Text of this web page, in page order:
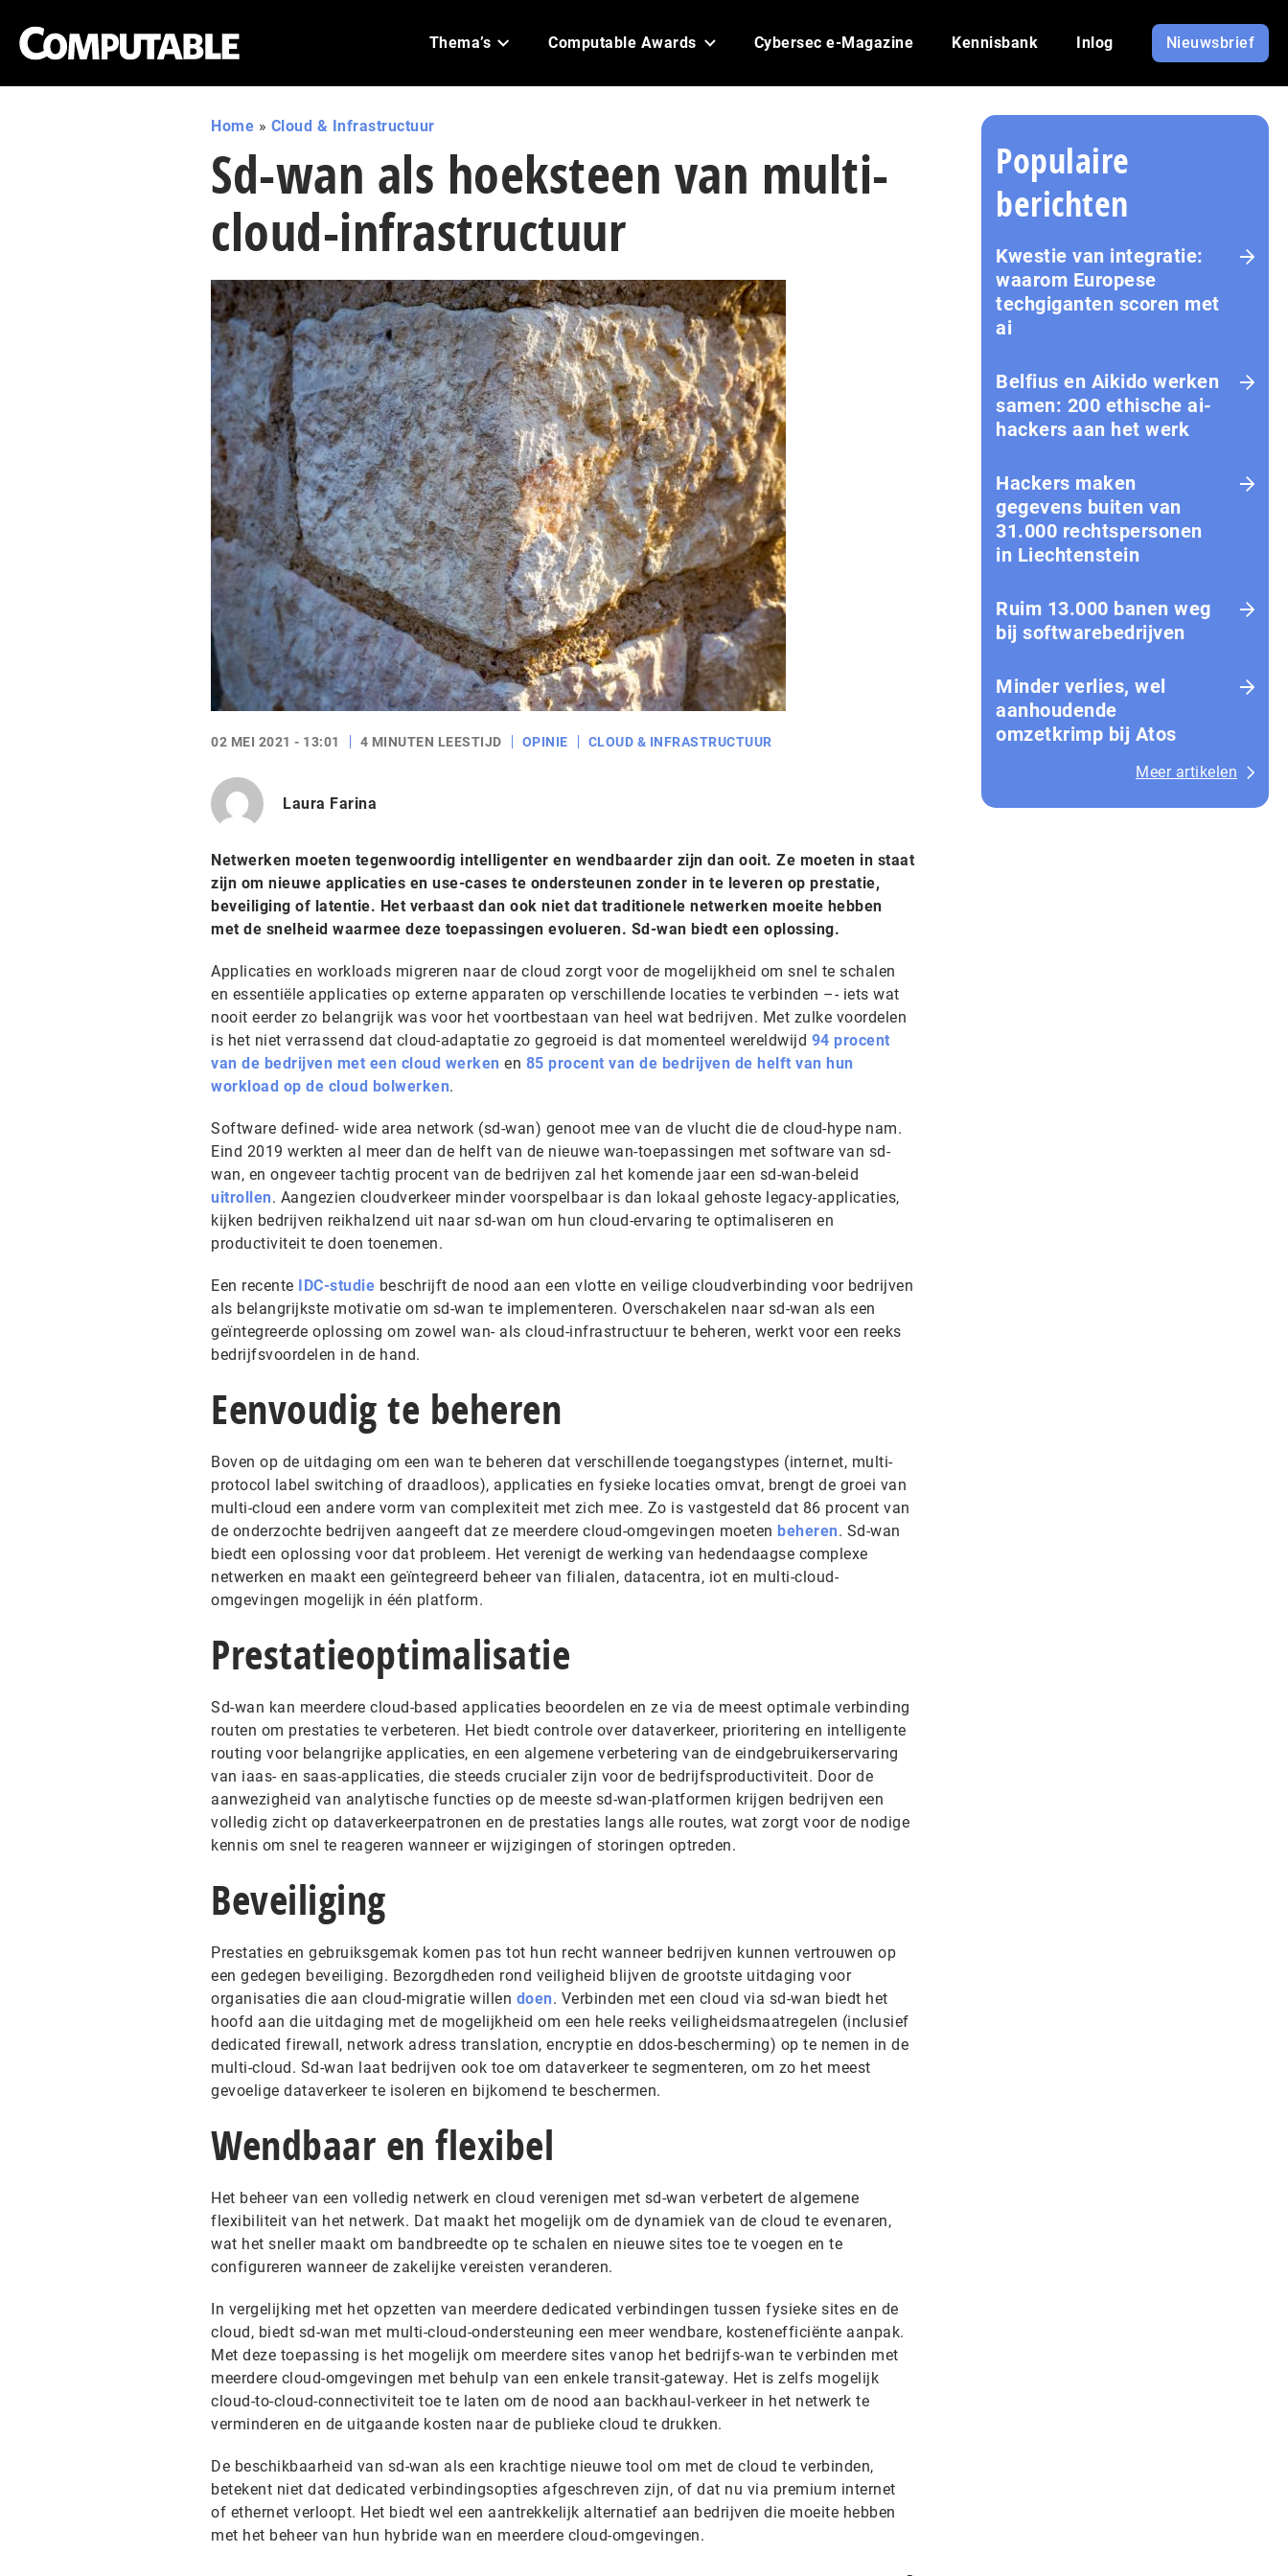
Thema’s Computable Awards Cybersec e-Magazine Kennisbank Inlog Nieuwsbrief
Home » Cloud & Infrastructuur
Sd-wan als hoeksteen van multi-
cloud-infrastructuur
02 MEI 2021 - 13:01 4 MINUTEN LEESTIJD OPINIE CLOUD & INFRASTRUCTUUR
Laura Farina
Netwerken moeten tegenwoordig intelligenter en wendbaarder zijn dan ooit. Ze moeten in staat
zijn om nieuwe applicaties en use-cases te ondersteunen zonder in te leveren op prestatie,
beveiliging of latentie. Het verbaast dan ook niet dat traditionele netwerken moeite hebben
met de snelheid waarmee deze toepassingen evolueren. Sd-wan biedt een oplossing.
Applicaties en workloads migreren naar de cloud zorgt voor de mogelijkheid om snel te schalen
en essentiële applicaties op externe apparaten op verschillende locaties te verbinden –- iets wat
nooit eerder zo belangrijk was voor het voortbestaan van heel wat bedrijven. Met zulke voordelen
is het niet verrassend dat cloud-adaptatie zo gegroeid is dat momenteel wereldwijd 94 procent
van de bedrijven met een cloud werken en 85 procent van de bedrijven de helft van hun
workload op de cloud bolwerken.
Software defined- wide area network (sd-wan) genoot mee van de vlucht die de cloud-hype nam.
Eind 2019 werkten al meer dan de helft van de nieuwe wan-toepassingen met software van sd-
wan, en ongeveer tachtig procent van de bedrijven zal het komende jaar een sd-wan-beleid
uitrollen. Aangezien cloudverkeer minder voorspelbaar is dan lokaal gehoste legacy-applicaties,
kijken bedrijven reikhalzend uit naar sd-wan om hun cloud-ervaring te optimaliseren en
productiviteit te doen toenemen.
Een recente IDC-studie beschrijft de nood aan een vlotte en veilige cloudverbinding voor bedrijven
als belangrijkste motivatie om sd-wan te implementeren. Overschakelen naar sd-wan als een
geïntegreerde oplossing om zowel wan- als cloud-infrastructuur te beheren, werkt voor een reeks
bedrijfsvoordelen in de hand.
Eenvoudig te beheren
Boven op de uitdaging om een wan te beheren dat verschillende toegangstypes (internet, multi-
protocol label switching of draadloos), applicaties en fysieke locaties omvat, brengt de groei van
multi-cloud een andere vorm van complexiteit met zich mee. Zo is vastgesteld dat 86 procent van
de onderzochte bedrijven aangeeft dat ze meerdere cloud-omgevingen moeten beheren. Sd-wan
biedt een oplossing voor dat probleem. Het verenigt de werking van hedendaagse complexe
netwerken en maakt een geïntegreerd beheer van filialen, datacentra, iot en multi-cloud-
omgevingen mogelijk in één platform.
Prestatieoptimalisatie
Sd-wan kan meerdere cloud-based applicaties beoordelen en ze via de meest optimale verbinding
routen om prestaties te verbeteren. Het biedt controle over dataverkeer, prioritering en intelligente
routing voor belangrijke applicaties, en een algemene verbetering van de eindgebruikerservaring
van iaas- en saas-applicaties, die steeds crucialer zijn voor de bedrijfsproductiviteit. Door de
aanwezigheid van analytische functies op de meeste sd-wan-platformen krijgen bedrijven een
volledig zicht op dataverkeerpatronen en de prestaties langs alle routes, wat zorgt voor de nodige
kennis om snel te reageren wanneer er wijzigingen of storingen optreden.
Beveiliging
Prestaties en gebruiksgemak komen pas tot hun recht wanneer bedrijven kunnen vertrouwen op
een gedegen beveiliging. Bezorgdheden rond veiligheid blijven de grootste uitdaging voor
organisaties die aan cloud-migratie willen doen. Verbinden met een cloud via sd-wan biedt het
hoofd aan die uitdaging met de mogelijkheid om een hele reeks veiligheidsmaatregelen (inclusief
dedicated firewall, network adress translation, encryptie en ddos-bescherming) op te nemen in de
multi-cloud. Sd-wan laat bedrijven ook toe om dataverkeer te segmenteren, om zo het meest
gevoelige dataverkeer te isoleren en bijkomend te beschermen.
Wendbaar en flexibel
Het beheer van een volledig netwerk en cloud verenigen met sd-wan verbetert de algemene
flexibiliteit van het netwerk. Dat maakt het mogelijk om de dynamiek van de cloud te evenaren,
wat het sneller maakt om bandbreedte op te schalen en nieuwe sites toe te voegen en te
configureren wanneer de zakelijke vereisten veranderen.
In vergelijking met het opzetten van meerdere dedicated verbindingen tussen fysieke sites en de
cloud, biedt sd-wan met multi-cloud-ondersteuning een meer wendbare, kostenefficiënte aanpak.
Met deze toepassing is het mogelijk om meerdere sites vanop het bedrijfs-wan te verbinden met
meerdere cloud-omgevingen met behulp van een enkele transit-gateway. Het is zelfs mogelijk
cloud-to-cloud-connectiviteit toe te laten om de nood aan backhaul-verkeer in het netwerk te
verminderen en de uitgaande kosten naar de publieke cloud te drukken.
De beschikbaarheid van sd-wan als een krachtige nieuwe tool om met de cloud te verbinden,
betekent niet dat dedicated verbindingsopties afgeschreven zijn, of dat nu via premium internet
of ethernet verloopt. Het biedt wel een aantrekkelijk alternatief aan bedrijven die moeite hebben
met het beheer van hun hybride wan en meerdere cloud-omgevingen.
Populaire
berichten
Kwestie van integratie:
waarom Europese
techgiganten scoren met
ai
Belfius en Aikido werken
samen: 200 ethische ai-
hackers aan het werk
Hackers maken
gegevens buiten van
31.000 rechtspersonen
in Liechtenstein
Ruim 13.000 banen weg
bij softwarebedrijven
Minder verlies, wel
aanhoudende
omzetkrimp bij Atos
Meer artikelen